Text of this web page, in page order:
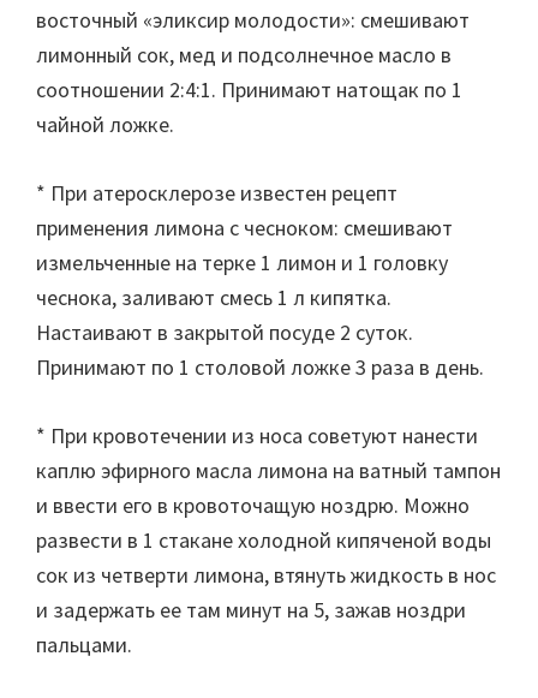
восточный «эликсир молодости»: смешивают
лимонный сок, мед и подсолнечное масло в
соотношении 2:4:1. Принимают натощак по 1
чайной ложке.
* При атеросклерозе известен рецепт
применения лимона с чесноком: смешивают
измельченные на терке 1 лимон и 1 головку
чеснока, заливают смесь 1 л кипятка.
Настаивают в закрытой посуде 2 суток.
Принимают по 1 столовой ложке 3 раза в день.
* При кровотечении из носа советуют нанести
каплю эфирного масла лимона на ватный тампон
и ввести его в кровоточащую ноздрю. Можно
развести в 1 стакане холодной кипяченой воды
сок из четверти лимона, втянуть жидкость в нос
и задержать ее там минут на 5, зажав ноздри
пальцами.